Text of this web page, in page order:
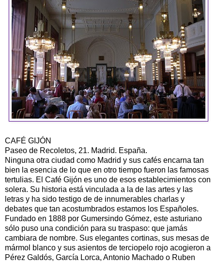
CAFÉ GIJÓN
Paseo de Recoletos, 21. Madrid. España.
Ninguna otra ciudad como Madrid y sus cafés encarna tan
bien la esencia de lo que en otro tiempo fueron las famosas
tertulias. El Café Gijón es uno de esos establecimientos con
solera. Su historia está vinculada a la de las artes y las
letras y ha sido testigo de de innumerables charlas y
debates que tan acostumbrados estamos los Españoles.
Fundado en 1888 por Gumersindo Gómez, este asturiano
sólo puso una condición para su traspaso: que jamás
cambiara de nombre. Sus elegantes cortinas, sus mesas de
mármol blanco y sus asientos de terciopelo rojo acogieron a
Pérez Galdós, García Lorca, Antonio Machado o Ruben